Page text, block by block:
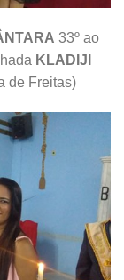
33º ao
KLADIJI
de Freitas)